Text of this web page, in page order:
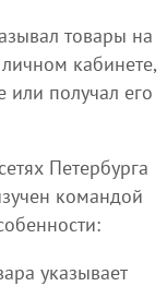
товары на
кабинете,
или получал его
Петербурга
командой
указывает